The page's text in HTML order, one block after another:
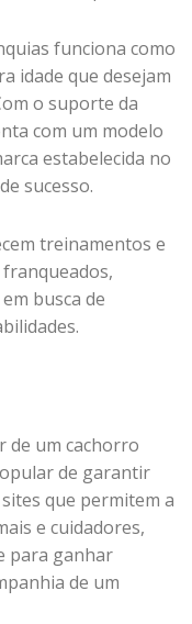
funciona como
idade que desejam
o suporte da
com um modelo
estabelecida no
sucesso.
treinamentos e
busca de
de um cachorro
de garantir
que permitem a
e cuidadores,
para ganhar
de um